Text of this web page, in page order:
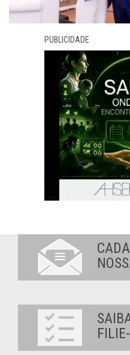
PUBLICIDADE